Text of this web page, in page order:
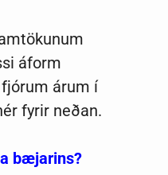
áform
árum í
fyrir neðan.
bæjarins?